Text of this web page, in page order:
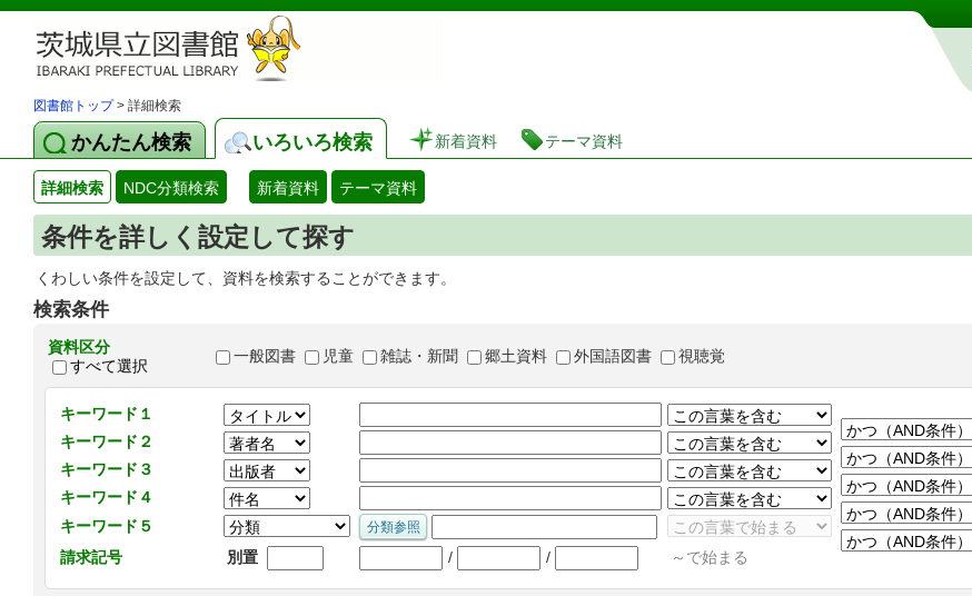
茨城県立図書館 蔵書検索・予約システム
図書館トップ> 詳細検索
かんたん検索 いろいろ検索 新着資料 テーマ資料
詳細検索 NDC分類検索 新着資料 テーマ資料
条件を詳しく設定して探す
くわしい条件を設定して、資料を検索することができます。
検索条件
資料区分
すべて選択
一般図書 児童 雑誌・新聞 郷土資料 外国語図書 視聴覚
キーワード１
キーワード２
キーワード３
キーワード４
キーワード５
請求記号
別置 / / ～で始まる